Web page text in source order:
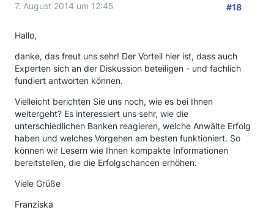
7. August 2014 um 12:45 #18
Hallo,
danke, das freut uns sehr! Der Vorteil hier ist, dass auch
Experten sich an der Diskussion beteiligen - und fachlich
fundiert antworten können.
Vielleicht berichten Sie uns noch, wie es bei Ihnen
weitergeht? Es interessiert uns sehr, wie die
unterschiedlichen Banken reagieren, welche Anwälte Erfolg
haben und welches Vorgehen am besten funktioniert. So
können wir Lesern wie Ihnen kompakte Informationen
bereitstellen, die die Erfolgschancen erhöhen.
Viele Grüße
Franziska